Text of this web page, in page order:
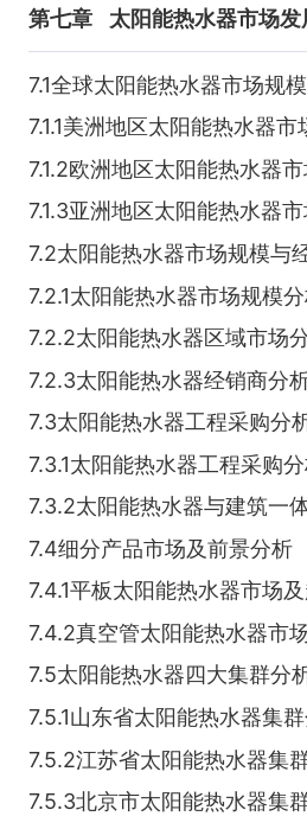
第七章 太阳能热水器市场
7.1全球太阳能热水器市场规
7.1.1美洲地区太阳能热水器市
7.1.2欧洲地区太阳能热水器
7.1.3亚洲地区太阳能热水器
7.2太阳能热水器市场规模与
7.2.1太阳能热水器市场规模
7.2.2太阳能热水器区域市场
7.2.3太阳能热水器经销商分
7.3太阳能热水器工程采购分
7.3.1太阳能热水器工程采购
7.3.2太阳能热水器与建筑一
7.4细分产品市场及前景分析
7.4.1平板太阳能热水器市场
7.4.2真空管太阳能热水器市
7.5太阳能热水器四大集群分
7.5.1山东省太阳能热水器集
7.5.2江苏省太阳能热水器集
7.5.3北京市太阳能热水器集